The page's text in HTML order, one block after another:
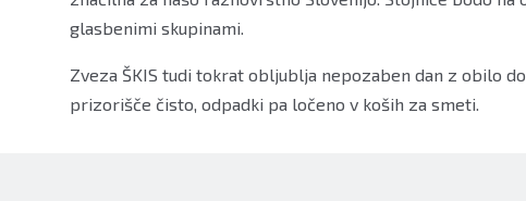
glasbenimi skupinami.
Zveza ŠKIS tudi tokrat obljublja nepozaben dan z obilo
prizorišče čisto, odpadki pa ločeno v koših za smeti.